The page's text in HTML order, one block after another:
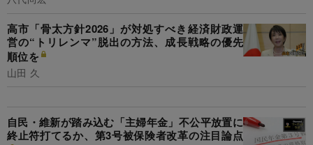
高市「骨太方針2026」が対処すべき経済財政運
営の“トリレンマ”脱出の方法、成長戦略の優先
順位を
山田 久
自民・維新が踏み込む「主婦年金」不公平放置に
終止符打てるか、第3号被保険者改革の注目論点